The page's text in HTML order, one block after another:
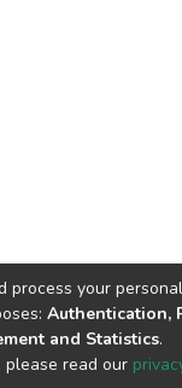
process your
Authentication,
and Statistics.
please read our